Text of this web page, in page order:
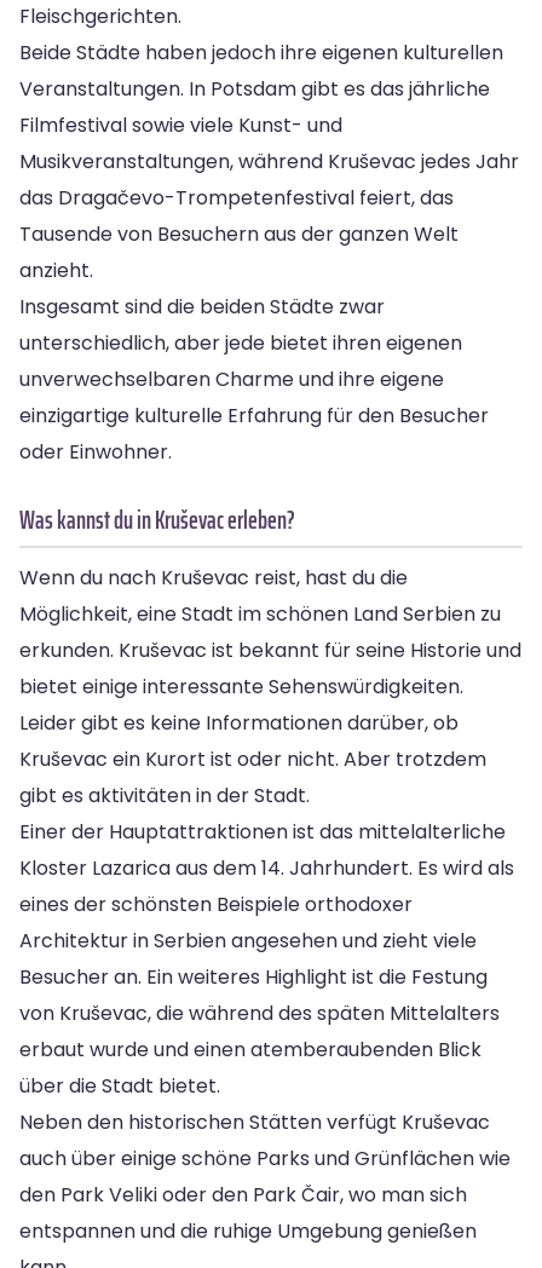
Fleischgerichten.
Beide Städte haben jedoch ihre eigenen kulturellen
Veranstaltungen. In Potsdam gibt es das jährliche
Filmfestival sowie viele Kunst- und
Musikveranstaltungen, während Kruševac jedes Jahr
das Dragačevo-Trompetenfestival feiert, das
Tausende von Besuchern aus der ganzen Welt
anzieht.
Insgesamt sind die beiden Städte zwar
unterschiedlich, aber jede bietet ihren eigenen
unverwechselbaren Charme und ihre eigene
einzigartige kulturelle Erfahrung für den Besucher
oder Einwohner.
Was kannst du in Kruševac erleben?
Wenn du nach Kruševac reist, hast du die
Möglichkeit, eine Stadt im schönen Land Serbien zu
erkunden. Kruševac ist bekannt für seine Historie und
bietet einige interessante Sehenswürdigkeiten.
Leider gibt es keine Informationen darüber, ob
Kruševac ein Kurort ist oder nicht. Aber trotzdem
gibt es aktivitäten in der Stadt.
Einer der Hauptattraktionen ist das mittelalterliche
Kloster Lazarica aus dem 14. Jahrhundert. Es wird als
eines der schönsten Beispiele orthodoxer
Architektur in Serbien angesehen und zieht viele
Besucher an. Ein weiteres Highlight ist die Festung
von Kruševac, die während des späten Mittelalters
erbaut wurde und einen atemberaubenden Blick
über die Stadt bietet.
Neben den historischen Stätten verfügt Kruševac
auch über einige schöne Parks und Grünflächen wie
den Park Veliki oder den Park Čair, wo man sich
entspannen und die ruhige Umgebung genießen